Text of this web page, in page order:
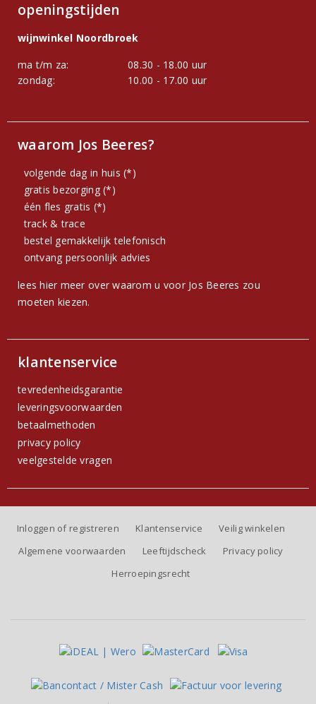
openingstijden
wijnwinkel Noordbroek
ma t/m za:
08.30 - 18.00 uur
zondag:
10.00 - 17.00 uur
waarom Jos Beeres?
volgende dag in huis (*)
gratis bezorging (*)
één fles gratis (*)
track & trace
bestel gemakkelijk telefonisch
ontvang persoonlijk advies
lees hier meer over waarom u voor Jos Beeres zou
moeten kiezen.
klantenservice
tevredenheidsgarantie
leveringsvoorwaarden
betaalmethoden
privacy policy
veelgestelde vragen
Inloggen of registreren Klantenservice
Veilig winkelen
Algemene voorwaarden
Leeftijdscheck
Privacy policy
Herroepingsrecht